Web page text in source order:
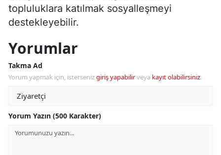
topluluklara katılmak sosyalleşmeyi
destekleyebilir.
Yorumlar
Takma Ad
Yorum yapmak için, istersenizgiriş yapabilirveya kayıt olabilirsiniz.
Yorum Yazın (500 Karakter)